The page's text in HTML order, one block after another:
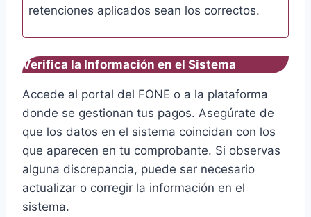
retenciones aplicados sean los correctos.
Verifica la Información en el Sistema
Accede al portal del FONE o a la plataforma
donde se gestionan tus pagos. Asegúrate de
que los datos en el sistema coincidan con los
que aparecen en tu comprobante. Si observas
alguna discrepancia, puede ser necesario
actualizar o corregir la información en el
sistema.